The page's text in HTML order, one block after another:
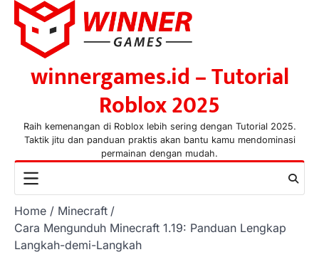
Skip
content
winnergames.id – Tutorial
Roblox 2025
Raih kemenangan di Roblox lebih sering dengan Tutorial 2025.
Taktik jitu dan panduan praktis akan bantu kamu mendominasi
permainan dengan mudah.
Home
Minecraft
Cara Mengunduh Minecraft 1.19: Panduan Lengkap
Langkah-demi-Langkah